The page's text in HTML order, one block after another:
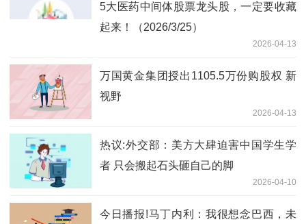
5大医药中间体股票龙头股，一定要收藏
起来！（2026/3/25）
2026-04-13
万国黄金集团授出1105.5万份购股权 新
视野
2026-04-13
热议:外交部：美方大肆迫害中国学生学
者 只会搬起石头砸自己的脚
2026-04-10
今日播报!马丁内利：我很想念巴西，未